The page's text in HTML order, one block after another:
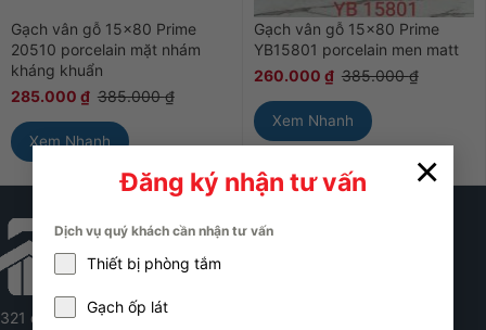
Đăng ký nhận tư vấn
Dịch vụ quý khách cần nhận tư vấn
Thiết bị phòng tắm
Gạch ốp lát
×
Gạch vân gỗ 15×80 Prime
20510 porcelain mặt nhám
kháng khuẩn
285.000 ₫ 385.000₫
Xem Nhanh
Gạch vân gỗ 15×80 Prime
YB15801 porcelain men matt
260.000 ₫ 385.000₫
Xem Nhanh
321 đường Hoàng Quốc Việt